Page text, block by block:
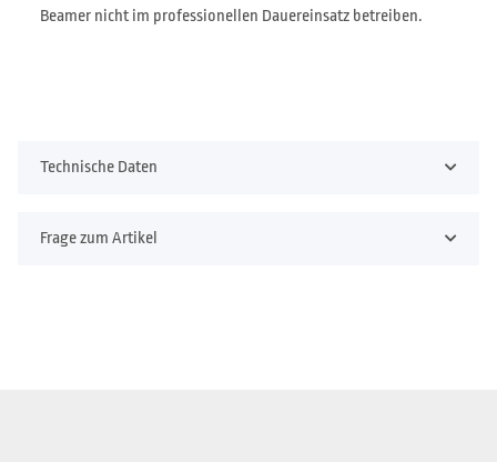
Beamer nicht im professionellen Dauereinsatz betreiben.
Technische Daten
Frage zum Artikel